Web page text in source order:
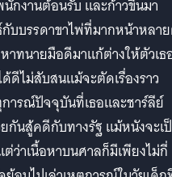
กงานต้อนรับ และก้าวขึ้นมา
บบรรดาขาไพ่ที่มากหน้าหลา
ทนายมือดีมาแก้ต่างให้ตัวเธ
ด้ดีไม่สับสนแม้จะตัดเรื่องราว
ารณ์ปัจจุบันที่เธอและชาร์ลีย์
กันสู้คดีกับทางรัฐ แม้หนังจะเ
ว่าเนื้อหาบนศาลก็มีเพียงไม่กี่